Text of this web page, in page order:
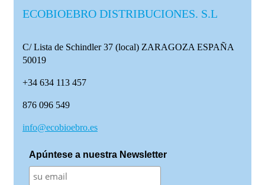
ECOBIOEBRO DISTRIBUCIONES. S.L
C/ Lista de Schindler 37 (local) ZARAGOZA ESPAÑA
50019
+34 634 113 457
876 096 549
info@ecobioebro.es
Apúntese a nuestra Newsletter